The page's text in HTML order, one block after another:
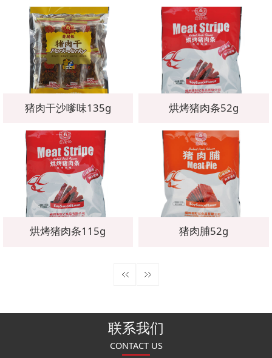
猪肉干沙嗲味135g 烘烤猪肉条52g
烘烤猪肉条115g 猪肉脯52g
联系我们
CONTACT US